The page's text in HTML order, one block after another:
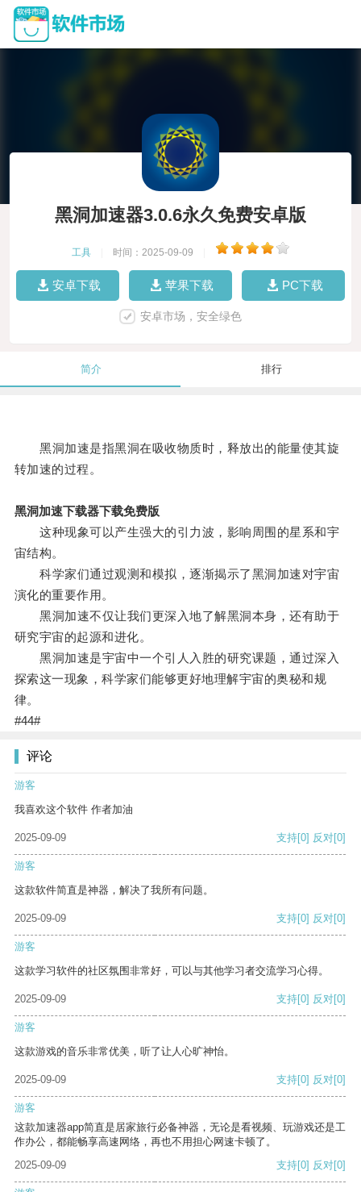
黑洞加速器3.0.6永久免费安卓版
工具 时间：2025-09-09
安卓下载 苹果下载 PC下载
安卓市场，安全绿色
简介 排行
黑洞加速是指黑洞在吸收物质时，释放出的能量使其旋
转加速的过程。
黑洞加速下载器下载免费版
这种现象可以产生强大的引力波，影响周围的星系和宇
宙结构。
科学家们通过观测和模拟，逐渐揭示了黑洞加速对宇宙
演化的重要作用。
黑洞加速不仅让我们更深入地了解黑洞本身，还有助于
研究宇宙的起源和进化。
黑洞加速是宇宙中一个引人入胜的研究课题，通过深入
探索这一现象，科学家们能够更好地理解宇宙的奥秘和规
律。
#44#
评论
游客
我喜欢这个软件 作者加油
2025-09-09 支持[0] 反对[0]
游客
这款软件简直是神器，解决了我所有问题。
2025-09-09 支持[0] 反对[0]
游客
这款学习软件的社区氛围非常好，可以与其他学习者交流学习心得。
2025-09-09 支持[0] 反对[0]
游客
这款游戏的音乐非常优美，听了让人心旷神怡。
2025-09-09 支持[0] 反对[0]
游客
这款加速器app简直是居家旅行必备神器，无论是看视频、玩游戏还是工
作办公，都能畅享高速网络，再也不用担心网速卡顿了。
2025-09-09
支持[0] 反对[0]